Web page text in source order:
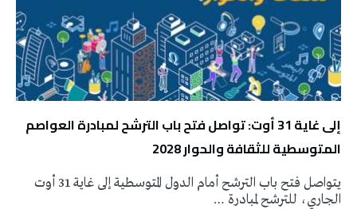
إلى غاية 31 أوت: تواصل فتح باب الترشح لمبادرة العواصم
المتوسطية للثقافة والحوار 2028
يتواصل فتح باب الترشح أمام الدول المتوسطية إلى غاية 31 أوت
الجاري، للترشح لمبادرة …